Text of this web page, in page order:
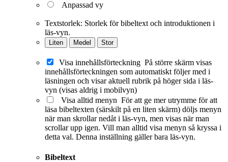
Anpassad vy
Textstorlek: Storlek för bibeltext och introduktionen i
läs-vyn.
Liten Medel Stor
Visa innehållsförteckning På större skärm visas
innehållsförteckningen som automatiskt följer med i
läsningen och visar aktuell rubrik på höger sida i läs-
vyn (visas aldrig i mobilvyn)
Visa alltid menyn För att ge mer utrymme för att
läsa bibeltexten (särskilt på en liten skärm) döljs menyn
när man skrollar nedåt i läs-vyn, men visas när man
scrollar upp igen. Vill man alltid visa menyn så kryssa i
detta val. Denna inställning gäller bara läs-vyn.
Bibeltext